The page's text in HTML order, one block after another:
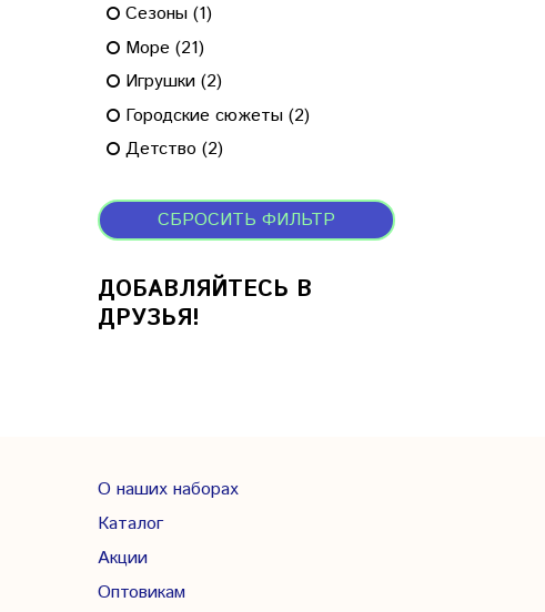
Сезоны (1)
Море (21)
Игрушки (2)
Городские сюжеты (2)
Детство (2)
СБРОСИТЬ ФИЛЬТР
ДОБАВЛЯЙТЕСЬ В
ДРУЗЬЯ!
О наших наборах
Каталог
Акции
Оптовикам